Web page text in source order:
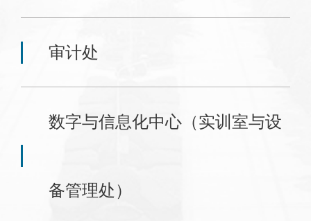
审计处
数字与信息化中心（实训室与设
备管理处）